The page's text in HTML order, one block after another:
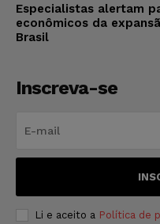
Especialistas alertam
econômicos da
Brasil
Inscreva-se
Li e aceito a Política de